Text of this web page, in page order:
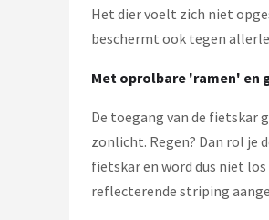
Het dier voelt zich niet
beschermt ook tegen
Met oprolbare 'ramen' en
De toegang van de fietskar
zonlicht. Regen? Dan rol je
fietskar en word dus niet
reflecterende striping